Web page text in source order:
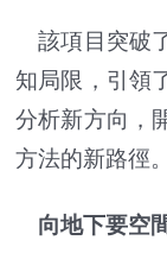
該項目突破
知局限，引領
分析新方向，
方法的新路徑。
向地下要空